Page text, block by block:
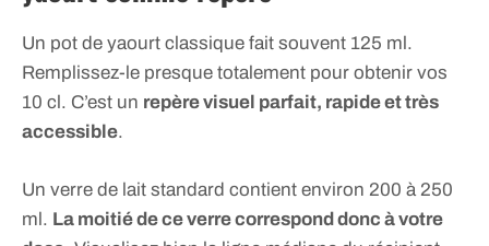
Un pot de yaourt classique fait souvent 125 ml.
Remplissez-le presque totalement pour obtenir vos
10 cl. C’est un repère visuel parfait, rapide et très
accessible.
Un verre de lait standard contient environ 200 à 250
ml. La moitié de ce verre correspond donc à votre